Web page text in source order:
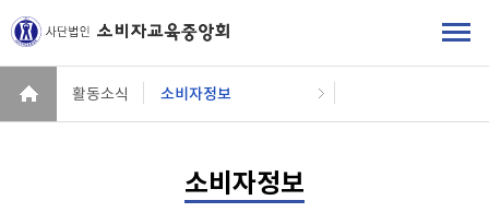
활동소식 소비자정보
소비자정보